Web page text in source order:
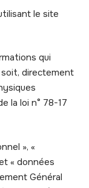
le site
qui
directement
la loi n° 78-17
», «
« données
Général